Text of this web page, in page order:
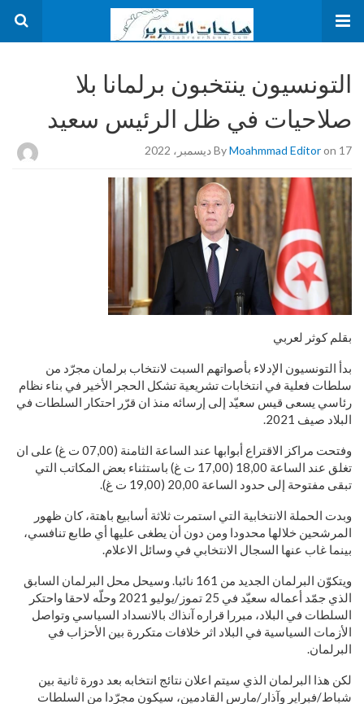
التونسيون ينتخبون برلمانا بلا
صلاحيات في ظل الرئيس سعيد
ByMoahmmad Editoron 17 ديسمبر، 2022
بقلم كوثر لعربي
بدأ التونسيون الإدلاء بأصواتهم السبت لانتخاب برلمان مجرّد من
سلطات فعلية في انتخابات تشريعية تشكل الحجر الأخير في بناء نظام
رئاسي يسعى قيس سعيّد إلى إرسائه منذ ان قرّر احتكار السلطات في
البلاد صيف 2021.
وفتحت مراكز الاقتراع أبوابها عند الساعة الثامنة (07,00 ت غ) على ان
تغلق عند الساعة 18,00 (17,00 ت غ) باستثناء بعض المكاتب التي
تبقى مفتوحة إلى حدود الساعة 20,00 (19,00 ت غ).
وبدت الحملة الانتخابية التي استمرت ثلاثة أسابيع باهتة، كان ظهور
المرشحين خلالها محدودا ومن دون أن يطغى عليها أي طابع تنافسي،
بينما غاب عنها السجال الانتخابي في وسائل الاعلام.
ويتكوّن البرلمان الجديد من 161 نائبا. وسيحل محل البرلمان السابق
الذي جمّد أعماله سعيّد في 25 تموز/يوليو 2021 وحلّه لاحقا واحتكر
السلطات في البلاد، مبررا قراره آنذاك بالانسداد السياسي وتواصل
الأزمات السياسية في البلاد اثر خلافات متكررة بين الأحزاب في
البرلمان.
لكن هذا البرلمان الذي سيتم اعلان نتائج انتخابه بعد دورة ثانية بين
شباط/فبراير وآذار/مارس القادمين، سيكون مجرّدا من السلطات